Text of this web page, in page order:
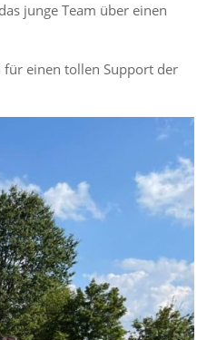
junge Team über einen
für einen tollen Support der